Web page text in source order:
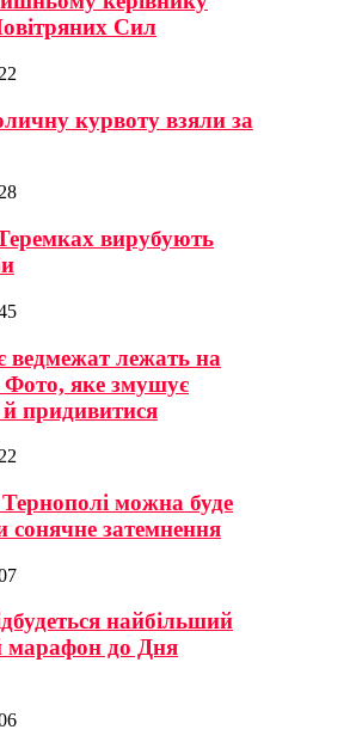
Сил
курвоту взяли за
вирубують
ведмежат лежать на
Фото, яке змушує
придивитися
можна буде
сонячне затемнення
найбільший
марафон до Дня